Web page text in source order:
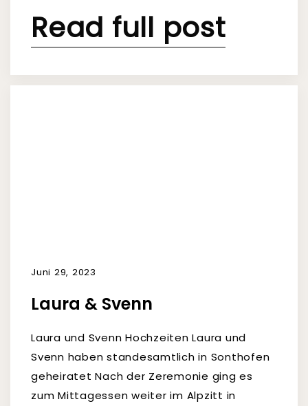
Read full post
Juni 29, 2023
Laura & Svenn
Laura und Svenn Hochzeiten Laura und
Svenn haben standesamtlich in Sonthofen
geheiratet Nach der Zeremonie ging es
zum Mittagessen weiter im Alpzitt in